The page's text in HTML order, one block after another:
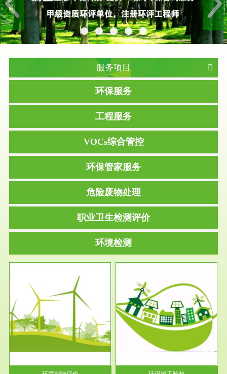
服务项目
环保服务
工程服务
VOCs综合管控
环保管家服务
危险废物处理
职业卫生检测评价
环境检测
服务范围
环保竣工验收
根据《建设项目环境保护管理条
例》第十七条 编制环境影响报
告书、...